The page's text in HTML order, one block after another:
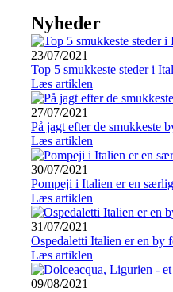
Nyheder
23/07/2021
Top 5 smukkeste steder i
Læs artiklen
27/07/2021
På jagt efter de smukkeste
Læs artiklen
30/07/2021
Pompeji i Italien er en
Læs artiklen
31/07/2021
Ospedaletti Italien er en by
Læs artiklen
09/08/2021